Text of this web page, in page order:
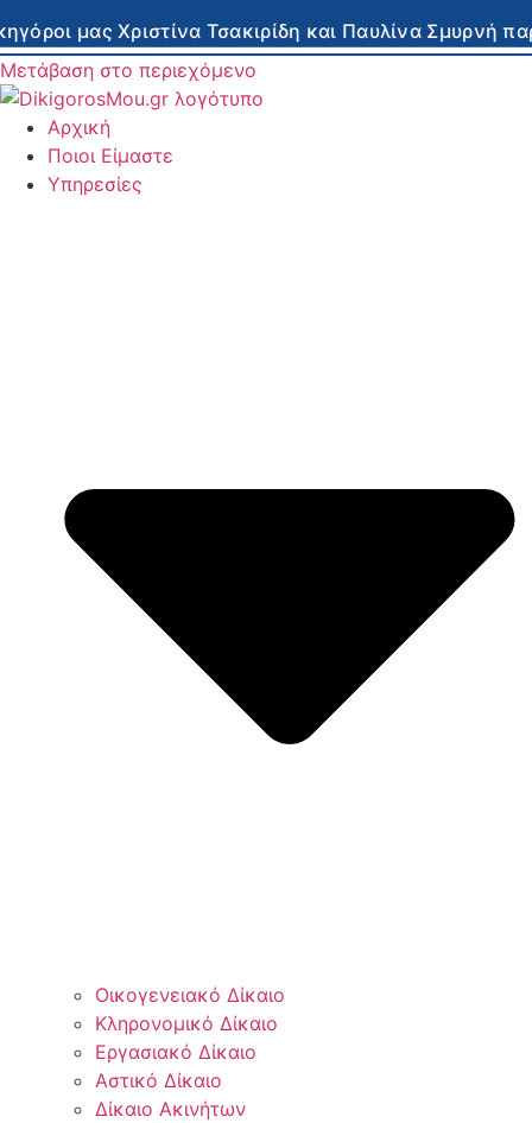
Χριστίνα Τσακιρίδη και Παυλίνα Σμυρνή
Μετάβαση στο περιεχόμενο
Αρχική
Ποιοι Είμαστε
Υπηρεσίες
Οικογενειακό Δίκαιο
Κληρονομικό Δίκαιο
Εργασιακό Δίκαιο
Αστικό Δίκαιο
Δίκαιο Ακινήτων